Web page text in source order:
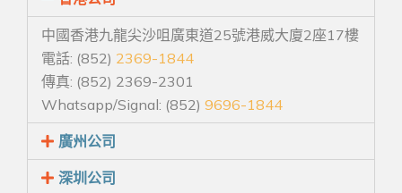
中國香港九龍尖沙咀廣東道25號港威大廈2座17樓
電話: (852) 2369-1844
傳真: (852) 2369-2301
Whatsapp/Signal: (852) 9696-1844
廣州公司
深圳公司